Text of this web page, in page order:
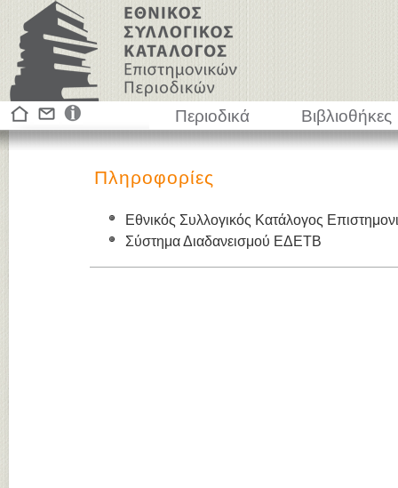
Περιοδικά Βιβλιοθήκες
Πληροφορίες
Εθνικός Συλλογικός Κατάλογος
Σύστημα Διαδανεισμού ΕΔΕΤΒ